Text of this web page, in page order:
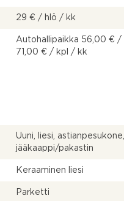
29 € / hlö / kk
Autohallipaikka 56,00 € /
71,00 € / kpl / kk
Uuni, liesi,
jääkaappi/pakastin
Keraaminen liesi
Parketti